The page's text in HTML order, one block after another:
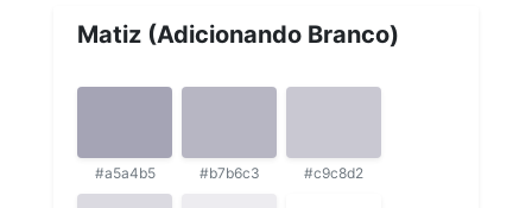
Matiz (Adicionando Branco)
#a5a4b5 #b7b6c3 #c9c8d2